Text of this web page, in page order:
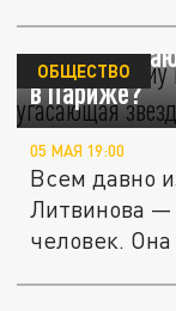
Тоска по
живет
в Париже?
ОБЩЕСТВО
05 МАЯ 19:00
Всем давно
Литвинова
человек.